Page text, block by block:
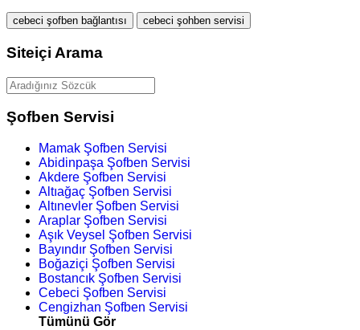
cebeci şofben bağlantısı cebeci şohben servisi
Siteiçi Arama
Şofben Servisi
Mamak Şofben Servisi
Abidinpaşa Şofben Servisi
Akdere Şofben Servisi
Altıağaç Şofben Servisi
Altınevler Şofben Servisi
Araplar Şofben Servisi
Aşık Veysel Şofben Servisi
Bayındır Şofben Servisi
Boğaziçi Şofben Servisi
Bostancık Şofben Servisi
Cebeci Şofben Servisi
Cengizhan Şofben Servisi
Tümünü Gör